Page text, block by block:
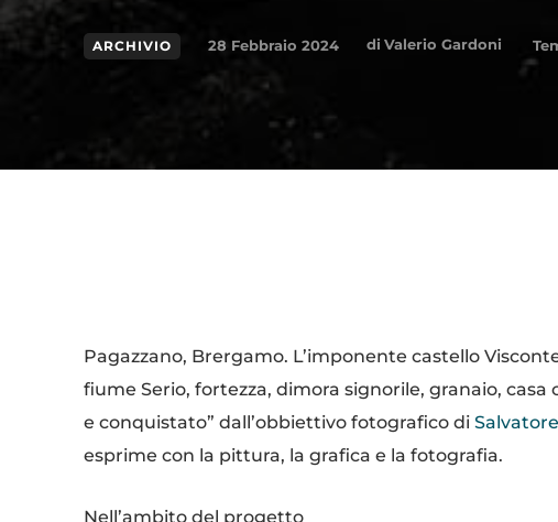
ARCHIVIO 28 Febbraio 2024 di Valerio Gardoni
Pagazzano, Brergamo. L’imponente castello
fiume Serio, fortezza, dimora signorile, granaio,
e conquistato” dall’obbiettivo fotografico di
esprime con la pittura, la grafica e la fotografia.
Nell’ambito del progetto